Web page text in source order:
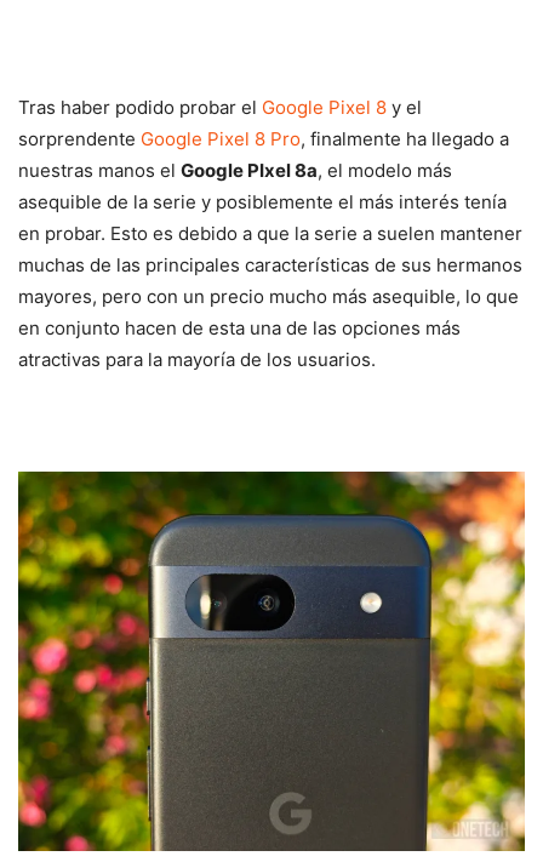
Tras haber podido probar el Google Pixel 8 y el
sorprendente Google Pixel 8 Pro, finalmente ha llegado a
nuestras manos el Google PIxel 8a, el modelo más
asequible de la serie y posiblemente el más interés tenía
en probar. Esto es debido a que la serie a suelen mantener
muchas de las principales características de sus hermanos
mayores, pero con un precio mucho más asequible, lo que
en conjunto hacen de esta una de las opciones más
atractivas para la mayoría de los usuarios.